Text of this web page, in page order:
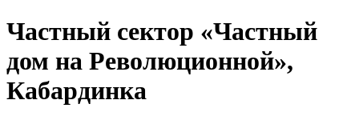
Частный сектор «Частный
дом на Революционной»,
Кабардинка